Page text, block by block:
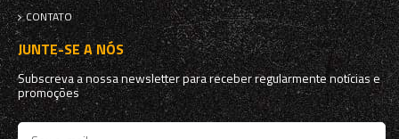
CONTATO
JUNTE-SE A NÓS
Subscreva a nossa newsletter para receber regularmente notícias e
promoções